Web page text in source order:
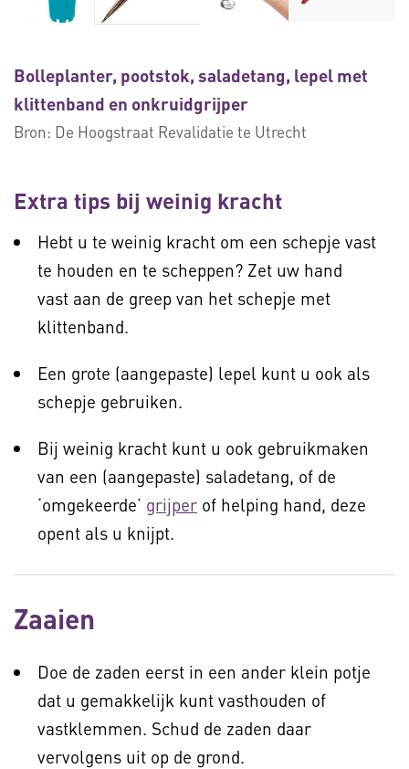
Bolleplanter, pootstok, saladetang, lepel met
klittenband en onkruidgrijper
Bron: De Hoogstraat Revalidatie te Utrecht
Extra tips bij weinig kracht
Hebt u te weinig kracht om een schepje vast
te houden en te scheppen? Zet uw hand
vast aan de greep van het schepje met
klittenband.
Een grote (aangepaste) lepel kunt u ook als
schepje gebruiken.
Bij weinig kracht kunt u ook gebruikmaken
van een (aangepaste) saladetang, of de
‘omgekeerde’ grijper of helping hand, deze
opent als u knijpt.
Zaaien
Doe de zaden eerst in een ander klein potje
dat u gemakkelijk kunt vasthouden of
vastklemmen. Schud de zaden daar
vervolgens uit op de grond.